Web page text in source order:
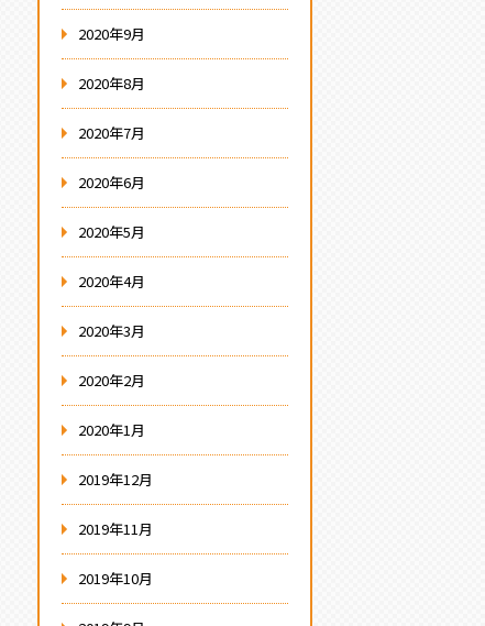
2020年9月
2020年8月
2020年7月
2020年6月
2020年5月
2020年4月
2020年3月
2020年2月
2020年1月
2019年12月
2019年11月
2019年10月